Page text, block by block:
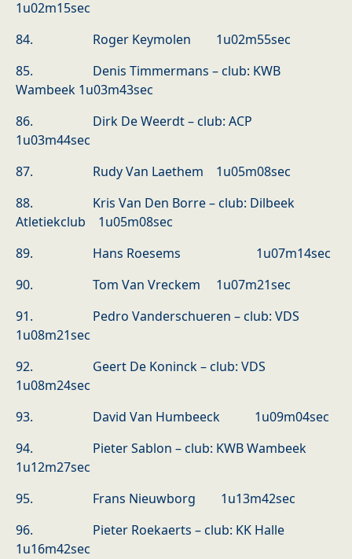
1u02m15sec
84. Roger Keymolen 1u02m55sec
85. Denis Timmermans – club: KWB
Wambeek 1u03m43sec
86. Dirk De Weerdt – club: ACP
1u03m44sec
87. Rudy Van Laethem 1u05m08sec
88. Kris Van Den Borre – club: Dilbeek
Atletiekclub 1u05m08sec
89. Hans Roesems 1u07m14sec
90. Tom Van Vreckem 1u07m21sec
91. Pedro Vanderschueren – club: VDS
1u08m21sec
92. Geert De Koninck – club: VDS
1u08m24sec
93. David Van Humbeeck 1u09m04sec
94. Pieter Sablon – club: KWB Wambeek
1u12m27sec
95. Frans Nieuwborg 1u13m42sec
96. Pieter Roekaerts – club: KK Halle
1u16m42sec